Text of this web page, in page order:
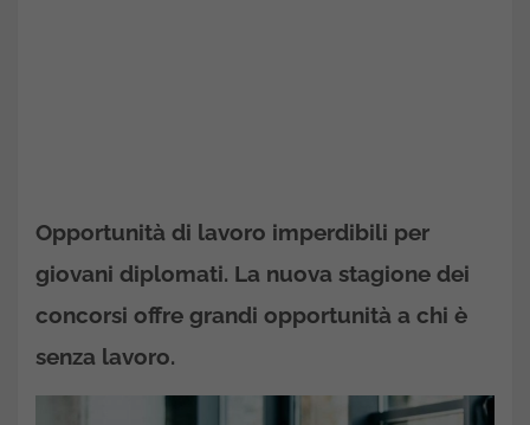
Opportunità di lavoro imperdibili per
giovani diplomati. La nuova stagione dei
concorsi offre grandi opportunità a chi è
senza lavoro.